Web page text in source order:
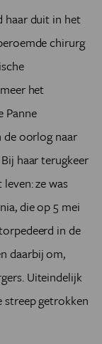
haar duit in het
chirurg
het
Panne
de oorlog naar
haar terugkeer
ze was
die op 5 mei
in de
daarbij om,
Uiteindelijk
streep getrokken